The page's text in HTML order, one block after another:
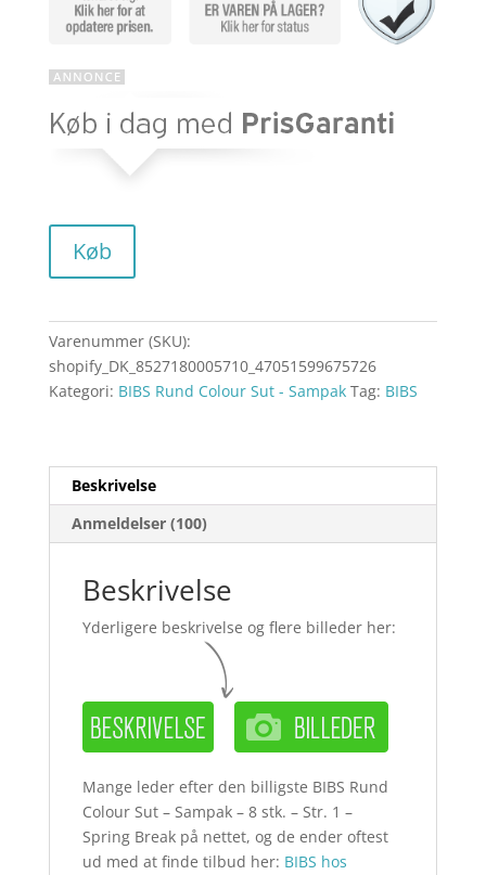
kr.
Køb
Varenummer (SKU):
shopify_DK_8527180005710_47051599675726
Kategori: BIBS Rund Colour Sut - Sampak Tag: BIBS
Beskrivelse
Anmeldelser (100)
Beskrivelse
Yderligere beskrivelse og flere billeder her:
Mange leder efter den billigste BIBS Rund
Colour Sut – Sampak – 8 stk. – Str. 1 –
Spring Break på nettet, og de ender oftest
ud med at finde tilbud her: BIBS hos